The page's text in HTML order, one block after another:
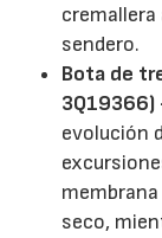
sendero.
Bota de
3Q19366)
evolución
seco,